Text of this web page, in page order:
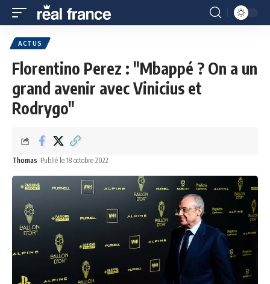
ACTUS
Florentino Perez : "Mbappé ? On a un
grand avenir avec Vinicius et
Rodrygo"
Thomas Publié le 18 octobre 2022